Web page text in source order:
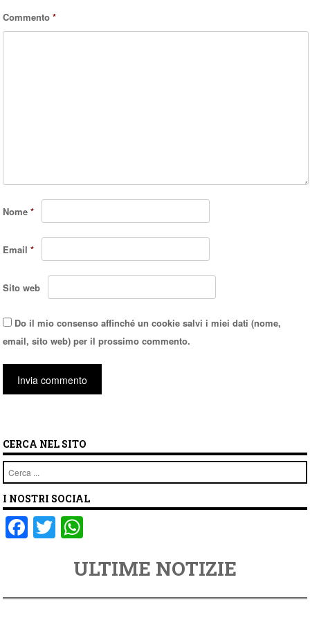
Commento*
Nome*
Email*
Sito web
Do il mio consenso affinché un cookie salvi i miei dati (nome,
email, sito web) per il prossimo commento.
CERCA NEL SITO
Cerca
I NOSTRI SOCIAL
F
a
e
T
wi
er
at
s
ULTIME NOTIZIE